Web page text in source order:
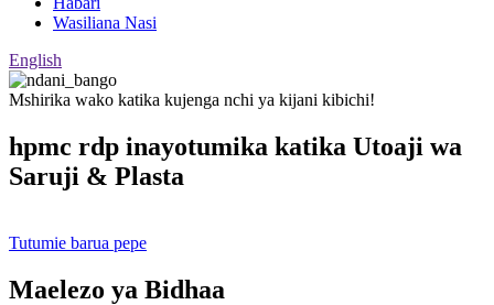
Wasiliana Nasi
English
Mshirika wako katika kujenga nchi ya kijani kibichi!
hpmc rdp inayotumika katika Utoaji wa
Saruji & Plasta
Tutumie barua pepe
Maelezo ya Bidhaa